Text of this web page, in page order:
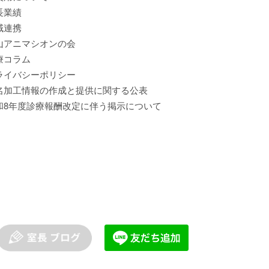
業績
連携
アニマシオンの会
コラム
イバシーポリシー
加工情報の作成と提供に関する公表
8年度診療報酬改定に伴う掲示について